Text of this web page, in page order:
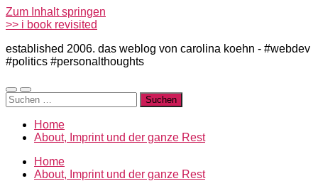
Zum Inhalt springen
>> i book revisited
established 2006. das weblog von carolina koehn - #webdev
#politics #personalthoughts
Mobile-
Menü
Suchfeld
ein-/ausblenden
Suchen
nach:
Home
About, Imprint und der ganze Rest
Home
About, Imprint und der ganze Rest